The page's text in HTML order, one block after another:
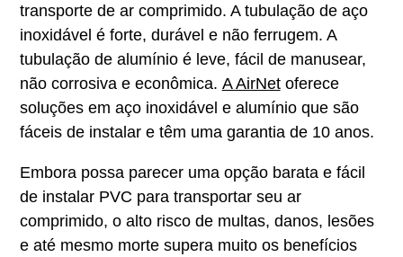
transporte de ar comprimido. A tubulação de aço
inoxidável é forte, durável e não ferrugem. A
tubulação de alumínio é leve, fácil de manusear,
não corrosiva e econômica. A AirNetoferece
soluções em aço inoxidável e alumínio que são
fáceis de instalar e têm uma garantia de 10 anos.
Embora possa parecer uma opção barata e fácil
de instalar PVC para transportar seu ar
comprimido, o alto risco de multas, danos, lesões
e até mesmo morte supera muito os benefícios